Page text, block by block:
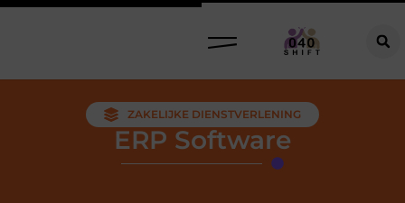
ZAKELIJKE DIENSTVERLENING
ERP Software